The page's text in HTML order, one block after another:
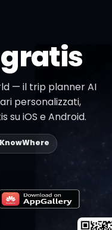
— il trip planner AI
personalizzati,
su iOS e Android.